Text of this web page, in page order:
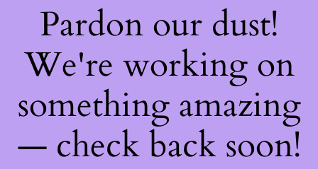
Pardon our dust!
We're working on
something amazing
— check back soon!